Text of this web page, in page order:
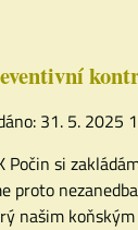
31. 5. 2025
Počin si
proto
našim